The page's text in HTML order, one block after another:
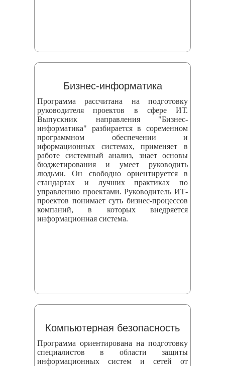
Бизнес-информатика
Программа рассчитана на подготовку
руководителя проектов в сфере ИТ.
Выпускник направления "Бизнес-
информатика" разбирается в соременном
программном обеспечении и
иформационных системах, применяет в
работе системный анализ, знает основы
бюджетирования и умеет руководить
людьми. Он свободно ориентируется в
стандартах и лучших практиках по
управлению проектами. Руководитель ИТ-
проектов понимает суть бизнес-процессов
компаний, в которых внедряется
информационная система.
Компьютерная безопасность
Программа ориентирована на подготовку
специалистов в области защиты
информационных систем и сетей от